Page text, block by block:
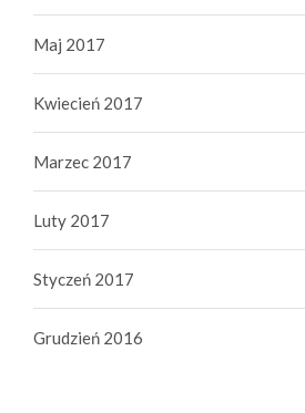
Maj 2017
Kwiecień 2017
Marzec 2017
Luty 2017
Styczeń 2017
Grudzień 2016